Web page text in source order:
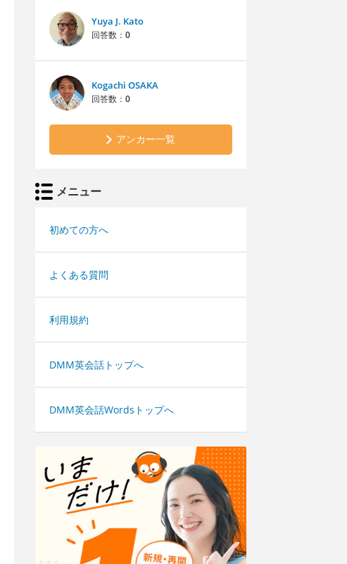
Yuya J. Kato
回答数： 0
Kogachi OSAKA
回答数： 0
アンカー一覧
メニュー
初めての方へ
よくある質問
利用規約
DMM英会話トップへ
DMM英会話Wordsトップへ